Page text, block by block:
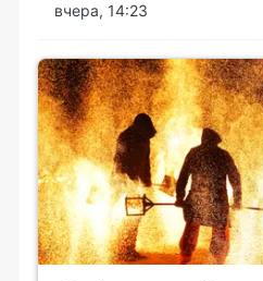
вчера, 14:23